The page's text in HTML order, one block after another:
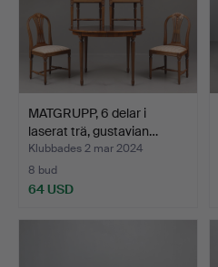
MATGRUPP, 6 delar i
laserat trä, gustavian…
Klubbades 2 mar 2024
8 bud
64 USD